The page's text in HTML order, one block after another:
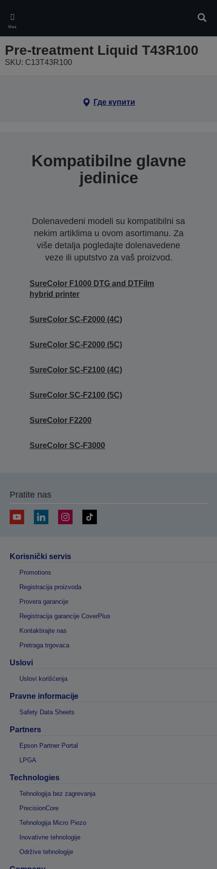
main
content
Meni
Pre-treatment Liquid T43R100
SKU: C13T43R100
Где купити
Kompatibilne glavne
jedinice
Dolenavedeni modeli su kompatibilni sa
nekim artiklima u ovom asortimanu. Za
više detalja pogledajte dolenavedene
veze ili uputstvo za vaš proizvod.
SureColor F1000 DTG and DTFilm
hybrid printer
SureColor SC-F2000 (4C)
SureColor SC-F2000 (5C)
SureColor SC-F2100 (4C)
SureColor SC-F2100 (5C)
SureColor F2200
SureColor SC-F3000
Pratite nas
Korisnički servis
Promotions
Registracija proizvoda
Provera garancije
Registracija garancije CoverPlus
Kontaktirajte nas
Pretraga trgovaca
Uslovi
Uslovi korišćenja
Pravne informacije
Safety Data Sheets
Partners
Epson Partner Portal
LPGA
Technologies
Tehnologija bez zagrevanja
PrecisionCore
Tehnologija Micro Piezo
Inovativne tehnologije
Održive tehnologije